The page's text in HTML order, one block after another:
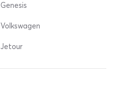
Genesis
Volkswagen
Jetour